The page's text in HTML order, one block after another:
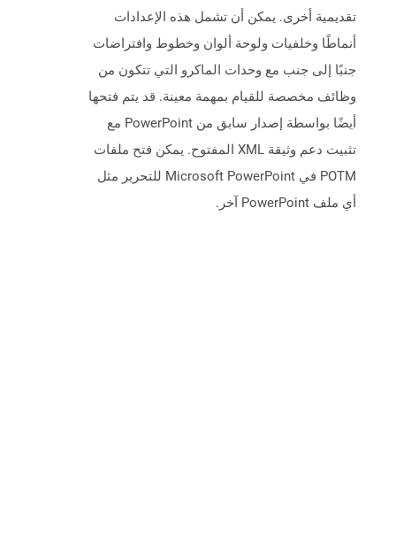
تقديمية أخرى. يمكن أن تشمل هذه الإعدادات
أنماطًا وخلفيات ولوحة ألوان وخطوط وافتراضات
جنبًا إلى جنب مع وحدات الماكرو التي تتكون من
وظائف مخصصة للقيام بمهمة معينة. قد يتم فتحها
أيضًا بواسطة إصدار سابق من PowerPoint مع
تثبيت دعم وثيقة XML المفتوح. يمكن فتح ملفات
POTM في Microsoft PowerPoint للتحرير مثل
أي ملف PowerPoint آخر.